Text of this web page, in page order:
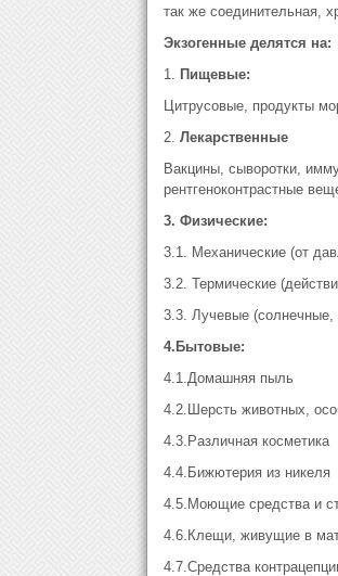
так же соединительная,
Экзогенные делятся на:
1. Пищевые:
Цитрусовые, продукты
2. Лекарственные
Вакцины, сыворотки,
рентгеноконтрастные
3. Физические:
3.1. Механические (от
3.2. Термические
3.3. Лучевые (солнечные,
4.Бытовые:
4.1.Домашняя пыль
4.2.Шерсть животных,
4.3.Различная косметика
4.4.Бижютерия из никеля
4.5.Моющие средства и
4.6.Клещи, живущие в
4.7.Средства